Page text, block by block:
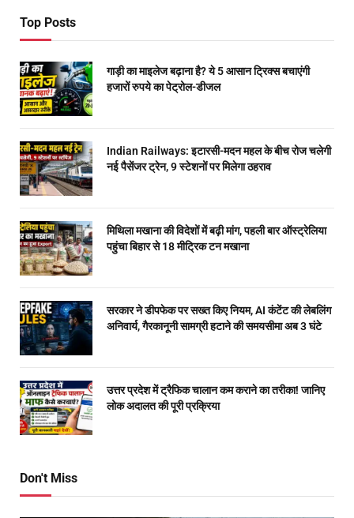
Top Posts
गाड़ी का माइलेज बढ़ाना है? ये 5 आसान ट्रिक्स बचाएंगी
हजारों रुपये का पेट्रोल-डीजल
Indian Railways: इटारसी-मदन महल के बीच रोज चलेगी
नई पैसेंजर ट्रेन, 9 स्टेशनों पर मिलेगा ठहराव
मिथिला मखाना की विदेशों में बढ़ी मांग, पहली बार ऑस्ट्रेलिया
पहुंचा बिहार से 18 मीट्रिक टन मखाना
सरकार ने डीपफेक पर सख्त किए नियम, AI कंटेंट की लेबलिंग
अनिवार्य, गैरकानूनी सामग्री हटाने की समयसीमा अब 3 घंटे
उत्तर प्रदेश में ट्रैफिक चालान कम कराने का तरीका! जानिए
लोक अदालत की पूरी प्रक्रिया
Don't Miss